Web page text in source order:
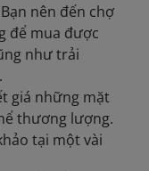
nên đến chợ
để mua được
như trải
giá những mặt
thương lượng.
tại một vài